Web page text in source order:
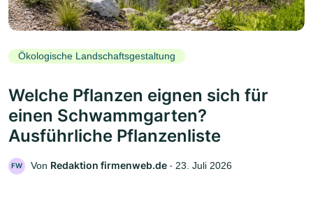
Ökologische Landschaftsgestaltung
Welche Pflanzen eignen sich für
einen Schwammgarten?
Ausführliche Pflanzenliste
FW Von Redaktion firmenweb.de ‧ 23. Juli 2026